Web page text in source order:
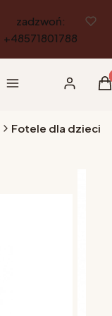
zadzwoń:
+48571801788
Menu Zaloguj się
Fotele dla dzieci